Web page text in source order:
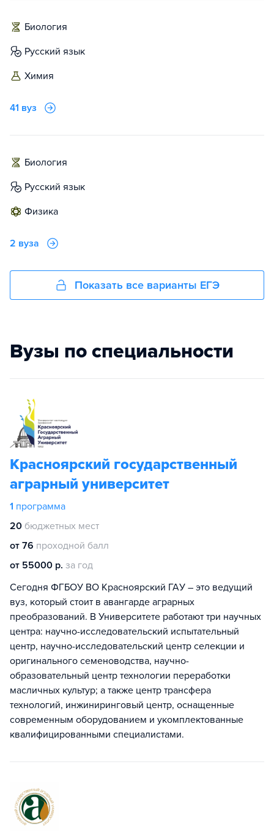
биология
русский язык
химия
41 вуз
биология
русский язык
физика
2 вуза
Показать все варианты ЕГЭ
Вузы по специальности
Красноярский государственный
аграрный университет
1 программа
20 бюджетных мест
от 76 проходной балл
от 55000 р. за год
Сегодня ФГБОУ ВО Красноярский ГАУ – это ведущий
вуз, который стоит в авангарде аграрных
преобразований. В Университете работают три научных
центра: научно-исследовательский испытательный
центр, научно-исследовательский центр селекции и
оригинального семеноводства, научно-
образовательный центр технологии переработки
масличных культур; а также центр трансфера
технологий, инжиниринговый центр, оснащенные
современным оборудованием и укомплектованные
квалифицированными специалистами.